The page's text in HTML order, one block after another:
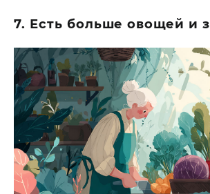
7. Есть больше овощей и